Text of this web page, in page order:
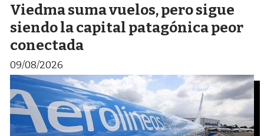
Viedma suma vuelos, pero sigue
siendo la capital patagónica peor
conectada
09/08/2026